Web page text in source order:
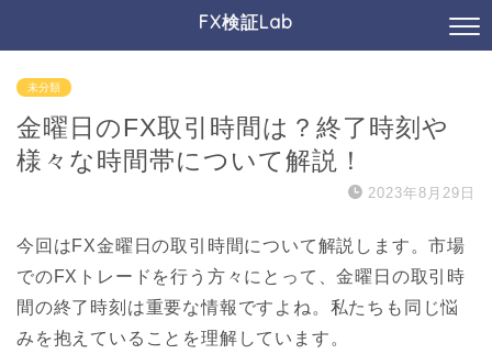
FX検証Lab
未分類
金曜日のFX取引時間は？終了時刻や
様々な時間帯について解説！
2023年8月29日
今回はFX金曜日の取引時間について解説します。市場
でのFXトレードを行う方々にとって、金曜日の取引時
間の終了時刻は重要な情報ですよね。私たちも同じ悩
みを抱えていることを理解しています。